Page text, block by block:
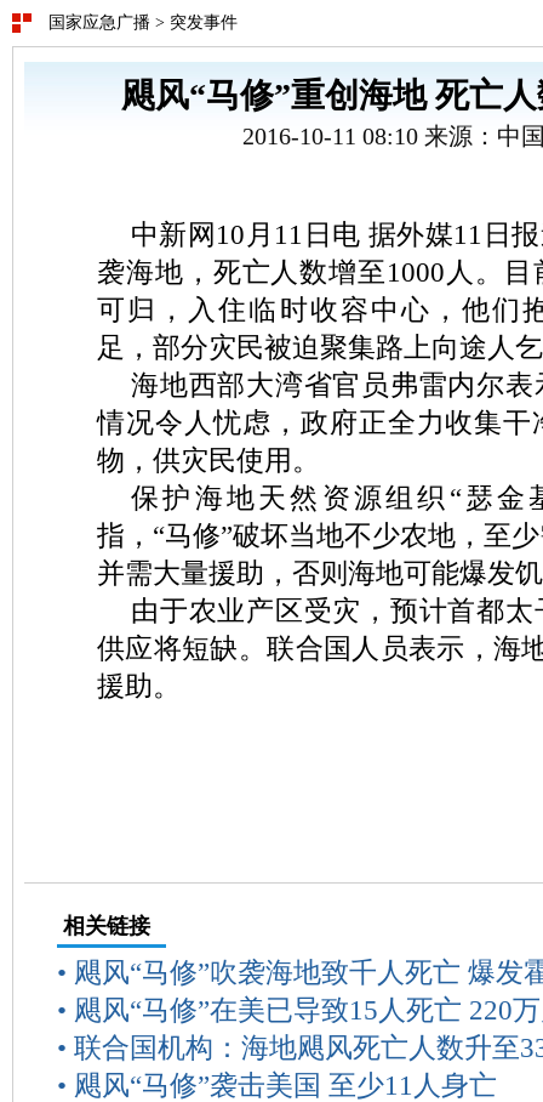
国家应急广播 > 突发事件
飓风“马修”重创海地 死亡
2016-10-11 08:10 来源：中
中新网10月11日电 据外媒11日
袭海地，死亡人数增至1000人。
可归，入住临时收容中心，他们
足，部分灾民被迫聚集路上向途人
海地西部大湾省官员弗雷内尔
情况令人忧虑，政府正全力收集干
物，供灾民使用。
保护海地天然资源组织“瑟金
指，“马修”破坏当地不少农地，至
并需大量援助，否则海地可能爆发
由于农业产区受灾，预计首都
供应将短缺。联合国人员表示，海
援助。
相关链接
• 飓风“马修”吹袭海地致千人死亡 爆发
• 飓风“马修”在美已导致15人死亡 220
• 联合国机构：海地飓风死亡人数升至
• 飓风“马修”袭击美国 至少11人身亡